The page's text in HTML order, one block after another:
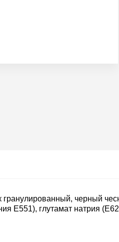
гранулированный, черный
Е551), глутамат натрия